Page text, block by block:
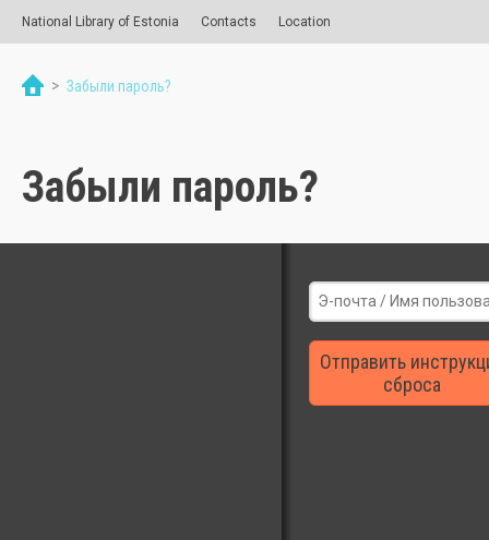
National Library of Estonia Contacts Location
> Забыли пароль?
Забыли пароль?
Отправить
сброса